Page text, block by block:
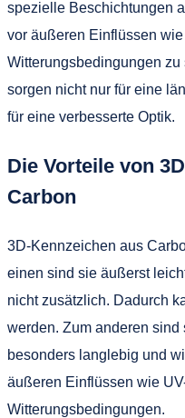
spezielle Beschichtungen
vor äußeren Einflüssen
Witterungsbedingungen
sorgen nicht nur für eine
für eine verbesserte Optik.
Die Vorteile von
Carbon
3D-Kennzeichen aus
einen sind sie äußerst
nicht zusätzlich. Dadurch
werden. Zum anderen
besonders langlebig und
äußeren Einflüssen wie
Witterungsbedingungen.